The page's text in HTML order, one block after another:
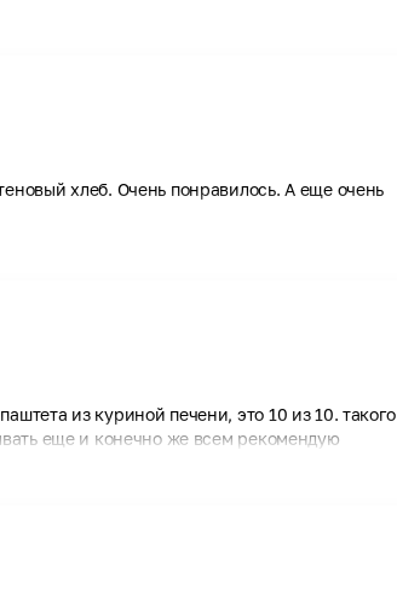
хлеб. Очень понравилось. А еще очень
из куриной печени, это 10 из 10. такого
еще и конечно же всем рекомендую